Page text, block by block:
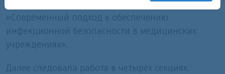
«Современный подход к обеспечению
инфекционной безопасности в медицинских
учреждениях».
Далее следовала работа в четырёх секциях.